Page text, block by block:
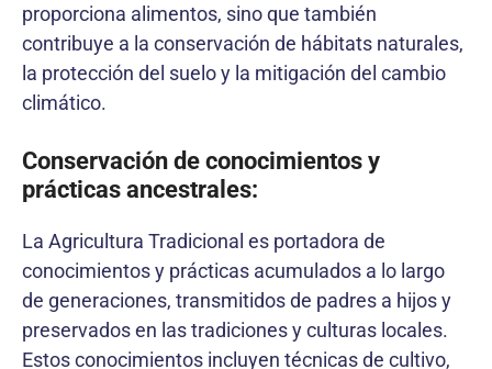
proporciona alimentos, sino que también
contribuye a la conservación de hábitats naturales,
la protección del suelo y la mitigación del cambio
climático.
Conservación de conocimientos y
prácticas ancestrales:
La Agricultura Tradicional es portadora de
conocimientos y prácticas acumulados a lo largo
de generaciones, transmitidos de padres a hijos y
preservados en las tradiciones y culturas locales.
Estos conocimientos incluyen técnicas de cultivo,